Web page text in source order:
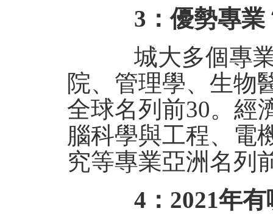
3：優勢專業
城大多個專業
院、管理學、生物
全球名列前30。經
腦科學與工程、電
究等專業亞洲名列
4：2021年有